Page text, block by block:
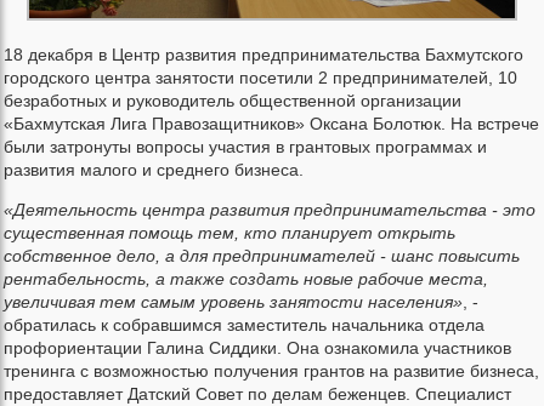
18 декабря в Центр развития предпринимательства Бахмутского
городского центра занятости посетили 2 предпринимателей, 10
безработных и руководитель общественной организации
«Бахмутская Лига Правозащитников» Оксана Болотюк. На встрече
были затронуты вопросы участия в грантовых программах и
развития малого и среднего бизнеса.
«Деятельность центра развития предпринимательства - это
существенная помощь тем, кто планирует открыть
собственное дело, а для предпринимателей - шанс повысить
рентабельность, а также создать новые рабочие места,
увеличивая тем самым уровень занятости населения» , -
обратилась к собравшимся заместитель начальника отдела
профориентации Галина Сиддики. Она ознакомила участников
тренинга с возможностью получения грантов на развитие бизнеса,
предоставляет Датский Совет по делам беженцев. Специалист